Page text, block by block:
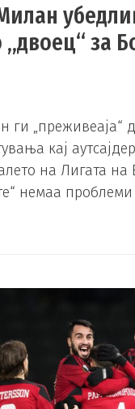
за
ги „преживеаја“
кај
на Лигата на
немаа